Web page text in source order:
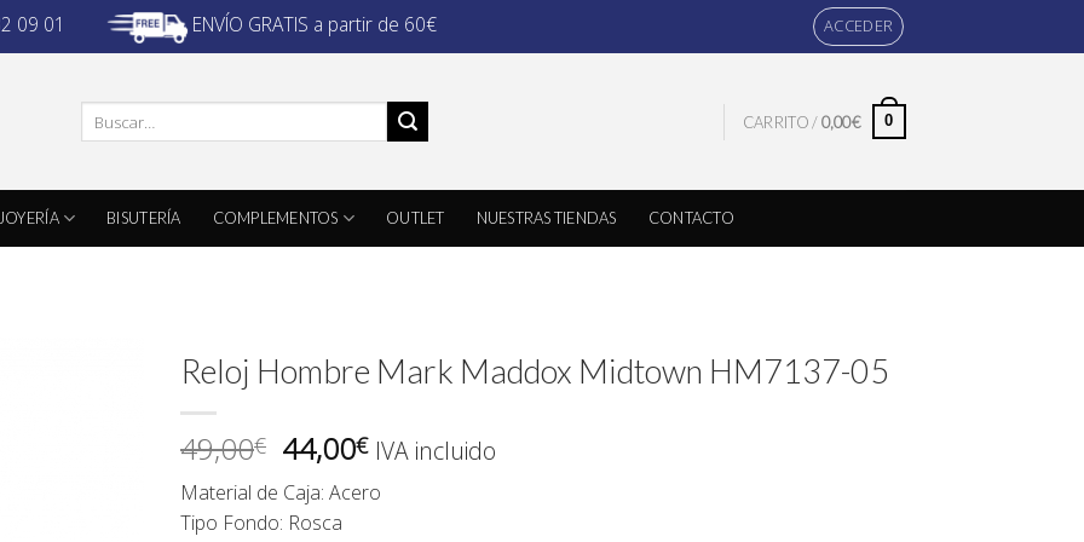
09 01 ENVÍO GRATIS a partir de 60€ ACCEDER
por:
CARRITO /0,00€ 0
JOYERÍA BISUTERÍA COMPLEMENTOS OUTLET NUESTRAS TIENDAS CONTACTO
Reloj Hombre Mark Maddox Midtown HM7137-05
49,00€ El
precio
original
44,00€El
actual
IVA incluido
Material de Caja: Acero
Tipo Fondo: Rosca